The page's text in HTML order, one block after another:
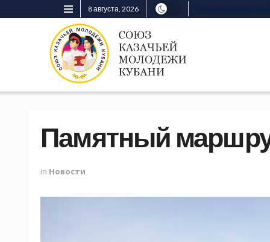
8 августа, 2026
Памятный
in Новости